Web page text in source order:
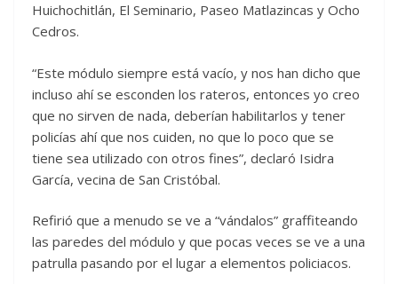
Huichochitlán, El Seminario, Paseo Matlazincas y Ocho
Cedros.
“Este módulo siempre está vacío, y nos han dicho que
incluso ahí se esconden los rateros, entonces yo creo
que no sirven de nada, deberían habilitarlos y tener
policías ahí que nos cuiden, no que lo poco que se
tiene sea utilizado con otros fines”, declaró Isidra
García, vecina de San Cristóbal.
Refirió que a menudo se ve a “vándalos” graffiteando
las paredes del módulo y que pocas veces se ve a una
patrulla pasando por el lugar a elementos policiacos.